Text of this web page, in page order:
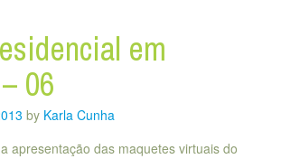
em
06
by Karla Cunha
apresentação das maquetes virtuais do